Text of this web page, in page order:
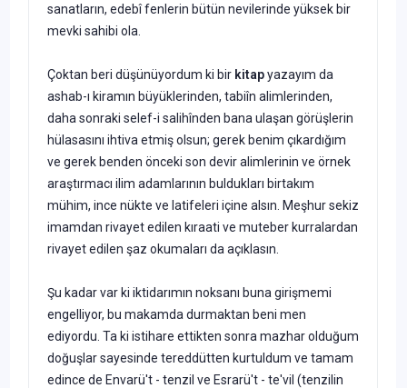
sanatların, edebî fenlerin bütün nevilerinde yüksek bir
mevki sahibi ola.
Çoktan beri düşünüyordum ki bir kitapyazayım da
ashab-ı kiramın büyüklerinden, tabiîn alimlerinden,
daha sonraki selef-i salihînden bana ulaşan görüşlerin
hülasasını ihtiva etmiş olsun; gerek benim çı­kardığım
ve gerek benden önceki son devir alimlerinin ve örnek
araş­tırmacı ilim adamlarının buldukları birtakım
mühim, ince nükte ve latifeleri içine alsın. Meşhur sekiz
imamdan rivayet edilen kıraati ve muteber kurralardan
rivayet edilen şaz okumaları da açıklasın.
Şu kadar var ki iktidarımın noksanı buna girişmemi
engelliyor, bu makamda durmaktan beni men
ediyordu. Ta ki istihare ettikten sonra mazhar olduğum
doğuşlar sayesinde tereddütten kurtuldum ve ta­mam
edince de Envarü't - tenzil ve Esrarü't - te'vil (tenzilin